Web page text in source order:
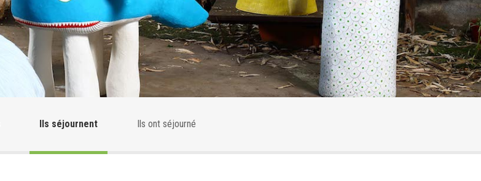
Ils séjournent Ils ont séjourné